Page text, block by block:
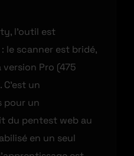
l’outil est
le scanner est bridé,
version Pro (475
un
pour un
du pentest web au
en un seul